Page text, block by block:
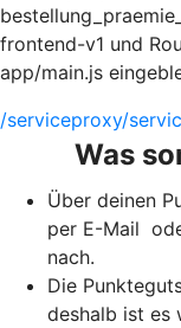
frontend-v1 und
app/main.js
/serviceproxy/
Was
Über deinen
per E-Mail
nach.
Die
deshalb ist es